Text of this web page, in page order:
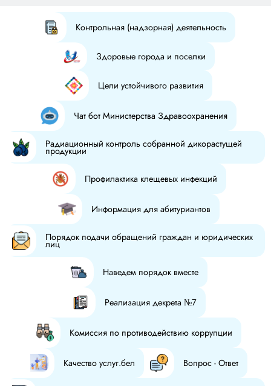
Контрольная (надзорная) деятельность
Здоровые города и поселки
Цели устойчивого развития
Чат бот Министерства Здравоохранения
Радиационный контроль собранной дикорастущей
продукции
Профилактика клещевых инфекций
Информация для абитуриантов
Порядок подачи обращений граждан и юридических
лиц
Наведем порядок вместе
Реализация декрета №7
Комиссия по противодействию коррупции
Качество услуг.бел Вопрос - Ответ